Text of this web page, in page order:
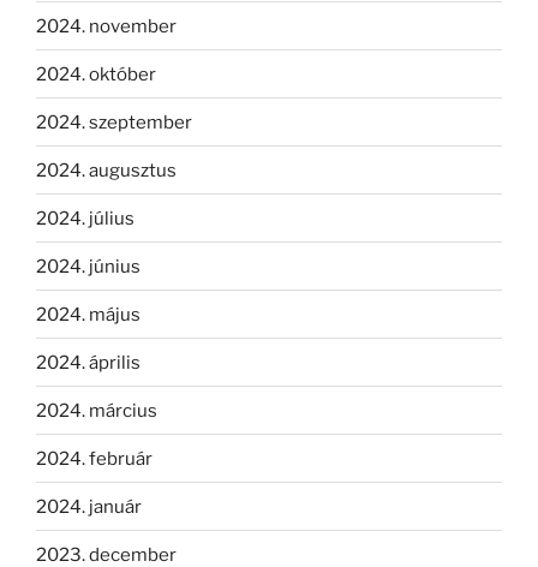
2024. november
2024. október
2024. szeptember
2024. augusztus
2024. július
2024. június
2024. május
2024. április
2024. március
2024. február
2024. január
2023. december